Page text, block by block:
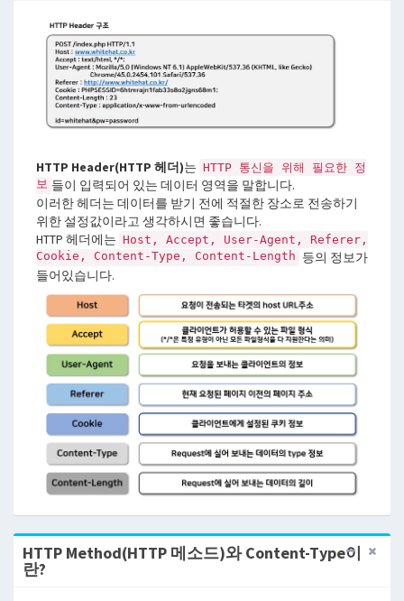
HTTP Header(HTTP 헤더)는 HTTP 통신을 위해 필요한 정
보 들이 입력되어 있는 데이터 영역을 말합니다.
이러한 헤더는 데이터를 받기 전에 적절한 장소로 전송하기
위한 설정값이라고 생각하시면 좋습니다.
HTTP 헤더에는 Host, Accept, User-Agent, Referer,
Cookie, Content-Type, Content-Length 등의 정보가
들어있습니다.
HTTP Method(HTTP 메소드)와 Content-Type이
란?